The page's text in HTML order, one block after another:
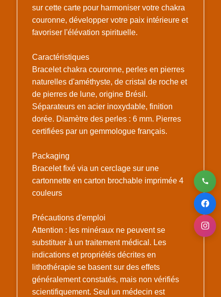
sur cette carte pour harmoniser votre chakra
couronne, développer votre paix intérieure et
favoriser l'élévation spirituelle.
Caractéristiques
Bracelet chakra couronne, perles en pierres
naturelles d'améthyste, de cristal de roche et
de pierres de lune, origine Brésil.
Séparateurs en acier inoxydable, finition
dorée. Diamètre des perles : 6 mm. Pierres
certifiées par un gemmologue français.
Packaging
Bracelet fixé via un cerclage sur une
cartonnette en carton brochable imprimée 4
couleurs
Précautions d'emploi
Attention : les minéraux ne peuvent se
substituer à un traitement médical. Les
indications et propriétés décrites en
lithothérapie se basent sur des effets
généralement constatés, mais non vérifiés
scientifiquement. Seul un médecin est